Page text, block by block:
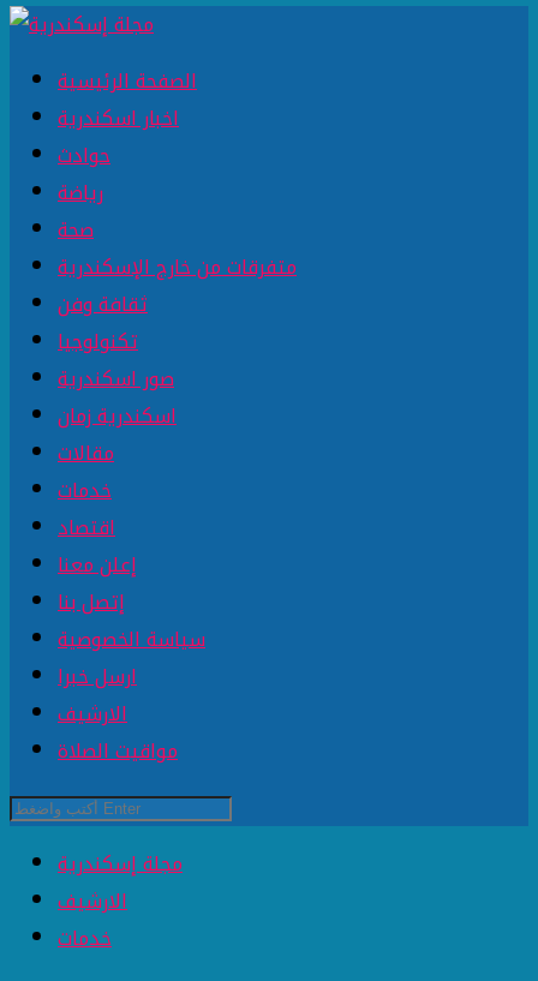
الصفحة الرئيسية
اخبار اسكندرية
حوادث
رياضة
صحة
متفرقات من خارج الإسكندرية
ثقافة وفن
تكنولوجيا
صور اسكندرية
اسكندرية زمان
مقالات
خدمات
اقتصاد
إعلن معنا
إتصل بنا
سياسة الخصوصية
ارسل خبرا
الارشيف
مواقيت الصلاة
مجلة إسكندرية
الارشيف
خدمات